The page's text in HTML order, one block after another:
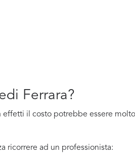
Ferrara?
effetti il costo potrebbe essere
ricorrere ad un professionista: